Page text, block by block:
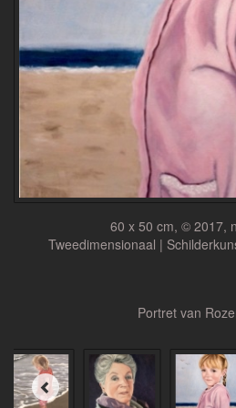
60 x 50 cm, © 2017,
Tweedimensionaal |
Portret van